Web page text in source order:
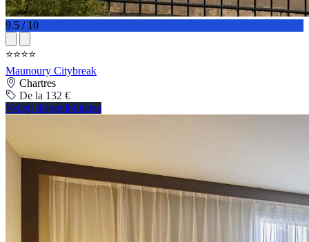
9.5 / 10
⭐⭐⭐⭐
Maunoury Citybreak
Chartres
De la 132 €
Vedeți disponibilitatea